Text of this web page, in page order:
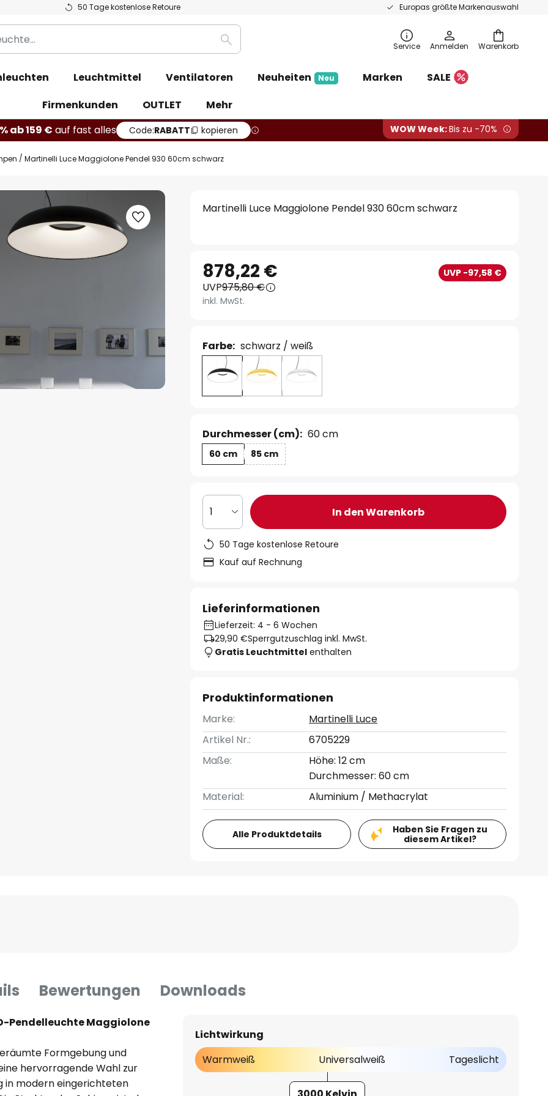
50 Tage kostenlose Retoure Europas größte Markenauswahl
Warenkorb
Suche Service Anmelden
Leuchtmittel Ventilatoren Neuheiten Neu Marken
SALE
Firmenkunden
OUTLET
Mehr
ab 159 € auf fast alles Code:RABATT kopieren WOW Week:Bis zu -70%
Martinelli Luce Maggiolone Pendel 930 60cm schwarz
Martinelli Luce Maggiolone Pendel 930 60cm schwarz
878,22 € UVP -97,58 €
UVP975,80 €
inkl. MwSt.
Farbe: schwarz / weiß
Durchmesser (cm): 60 cm
60 cm 85 cm
1 In den Warenkorb
50 Tage kostenlose Retoure
Kauf auf Rechnung
Lieferinformationen
Lieferzeit: 4 - 6 Wochen
29,90 €Sperrgutzuschlag inkl. MwSt.
Gratis Leuchtmittel enthalten
Produktinformationen
Marke:
Martinelli Luce
Artikel Nr.:
6705229
Maße:
Höhe: 12 cm
Durchmesser: 60 cm
Material:
Aluminium / Methacrylat
Alle Produktdetails
Haben Sie Fragen zu
diesem Artikel?
Bewertungen Downloads
Pendelleuchte Maggiolone
Formgebung und
hervorragende Wahl zur
in modern eingerichteten
Lichtwirkung
Warmweiß
Universalweiß Tageslicht